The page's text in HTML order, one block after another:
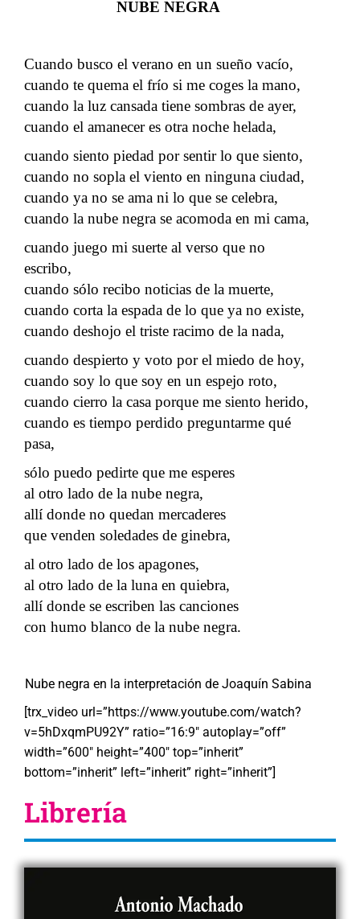
NUBE NEGRA
Cuando busco el verano en un sueño vacío,
cuando te quema el frío si me coges la mano,
cuando la luz cansada tiene sombras de ayer,
cuando el amanecer es otra noche helada,
cuando siento piedad por sentir lo que siento,
cuando no sopla el viento en ninguna ciudad,
cuando ya no se ama ni lo que se celebra,
cuando la nube negra se acomoda en mi cama,
cuando juego mi suerte al verso que no
escribo,
cuando sólo recibo noticias de la muerte,
cuando corta la espada de lo que ya no existe,
cuando deshojo el triste racimo de la nada,
cuando despierto y voto por el miedo de hoy,
cuando soy lo que soy en un espejo roto,
cuando cierro la casa porque me siento herido,
cuando es tiempo perdido preguntarme qué
pasa,
sólo puedo pedirte que me esperes
al otro lado de la nube negra,
allí donde no quedan mercaderes
que venden soledades de ginebra,
al otro lado de los apagones,
al otro lado de la luna en quiebra,
allí donde se escriben las canciones
con humo blanco de la nube negra.
Nube negra en la interpretación de Joaquín Sabina
[trx_video url=”https://www.youtube.com/watch?
v=5hDxqmPU92Y” ratio=”16:9″ autoplay=”off”
width=”600″ height=”400″ top=”inherit”
bottom=”inherit” left=”inherit” right=”inherit”]
Librería